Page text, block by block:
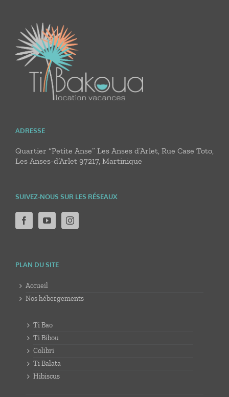
ADRESSE
Quartier “Petite Anse” Les Anses d’Arlet, Rue Case Toto,
Les Anses-d’Arlet 97217, Martinique
SUIVEZ-NOUS SUR LES RÉSEAUX
PLAN DU SITE
Accueil
Nos hébergements
Ti Bao
Ti Bibou
Colibri
Ti Balata
Hibiscus